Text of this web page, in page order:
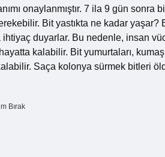
onaylanmıştır. 7 ila 9 gün
Bit yastıkta ne kadar
duyarlar. Bu nedenle, insan
kalabilir. Bit yumurtaları,
Saça kolonya sürmek bitleri
Bırak